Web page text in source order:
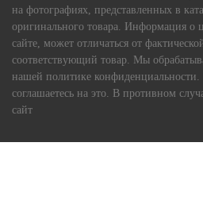
на фотографиях, представленных в
оригинального товара. Информация о
сайте, может отличаться от
соответствующий товар. Мы
нашей политике
соглашаетесь на это. В противном
сайт